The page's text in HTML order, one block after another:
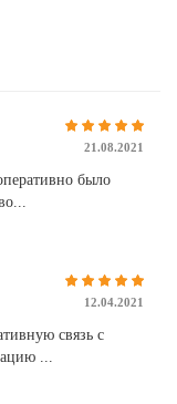
21.08.2021
было
12.04.2021
связь с
...